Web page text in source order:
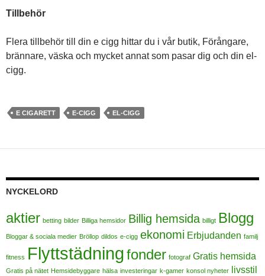
Tillbehör
Flera tillbehör till din e cigg hittar du i vår butik, Förångare,
brännare, väska och mycket annat som pasar dig och din el-
cigg.
E CIGARETT E-CIGG EL-CIGG
NYCKELORD
aktier betting bilder Billiga hemsidor Billig hemsida billigt Blogg
Bloggar & sociala medier Bröllop dildos e-cigg ekonomi Erbjudanden familj
fitness Flyttstädningfonder fotograf Gratis hemsida
Gratis på nätet Hemsidebyggare hälsa investeringar k-gamer konsol nyheter
livsstil